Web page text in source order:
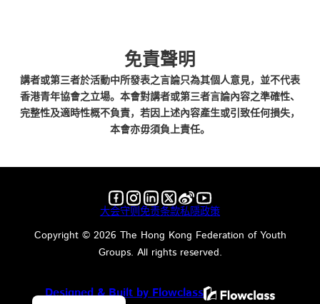
免責聲明
講者或第三者於活動中所發表之言論只為其個人意見，並不代表
香港青年協會之立場。本會對講者或第三者言論內容之準確性、
完整性及適時性概不負責，若因上述內容產生或引致任何損失，
本會亦毋須負上責任。
Follow us on Facebook
Follow us on Instagram
Follow us on LinkedIn
Follow us on X
Follow us on X
Follow us on YouTube
大会守则免责条款私隱政策
Copyright ©️ 2026 The Hong Kong Federation of Youth
Groups. All rights reserved.
Designed & Built by Flowclass